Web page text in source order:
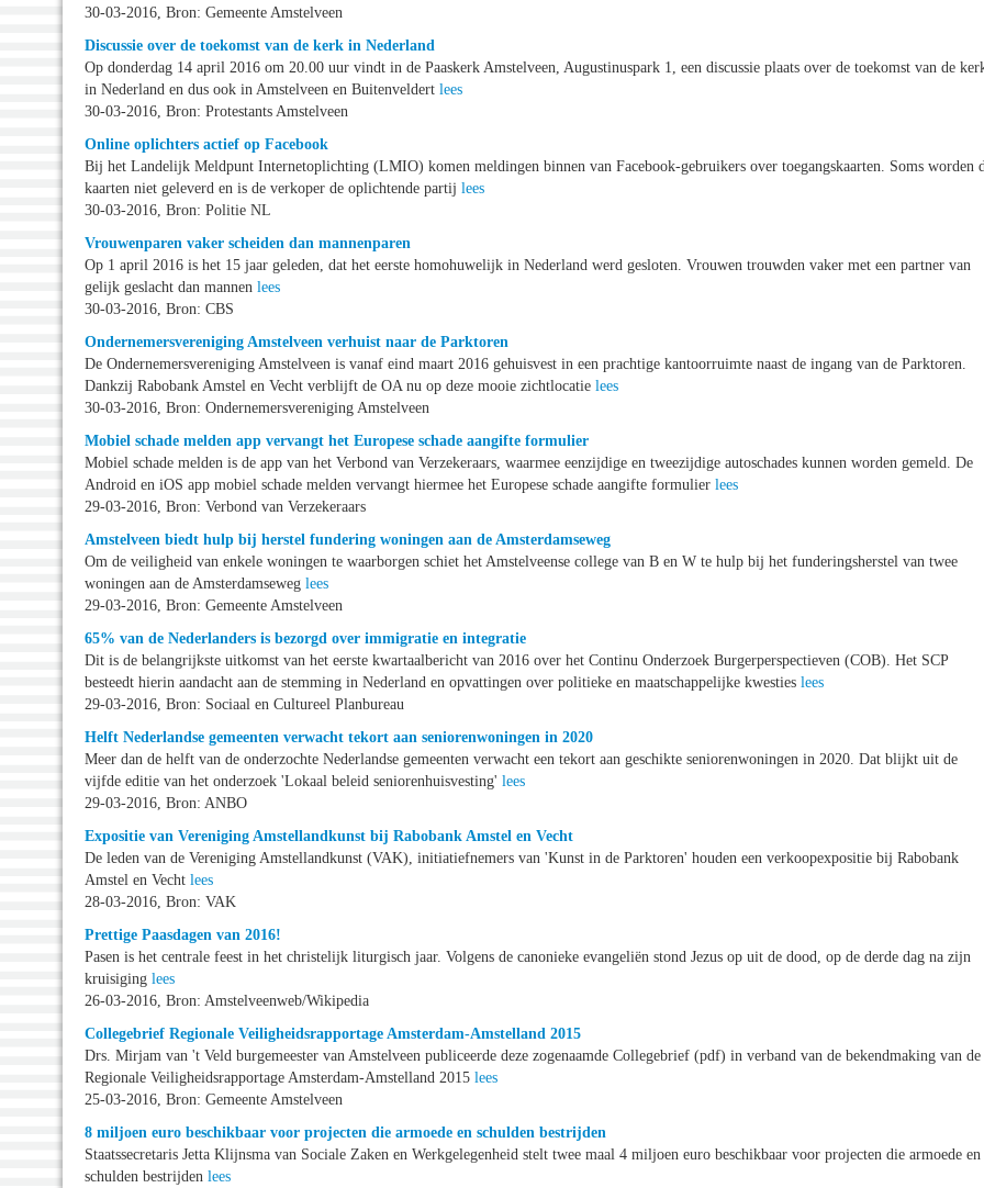
30-03-2016, Bron: Gemeente Amstelveen
Discussie over de toekomst van de kerk in Nederland
Op donderdag 14 april 2016 om 20.00 uur vindt in de Paaskerk Amstelveen, Augustinuspark 1, een discussie plaats over de toekomst van de
in Nederland en dus ook in Amstelveen en Buitenveldert lees
30-03-2016, Bron: Protestants Amstelveen
Online oplichters actief op Facebook
Bij het Landelijk Meldpunt Internetoplichting (LMIO) komen meldingen binnen van Facebook-gebruikers over toegangskaarten. Soms worden
kaarten niet geleverd en is de verkoper de oplichtende partij lees
30-03-2016, Bron: Politie NL
Vrouwenparen vaker scheiden dan mannenparen
Op 1 april 2016 is het 15 jaar geleden, dat het eerste homohuwelijk in Nederland werd gesloten. Vrouwen trouwden vaker met een partner van
gelijk geslacht dan mannen lees
30-03-2016, Bron: CBS
Ondernemersvereniging Amstelveen verhuist naar de Parktoren
De Ondernemersvereniging Amstelveen is vanaf eind maart 2016 gehuisvest in een prachtige kantoorruimte naast de ingang van de Parktoren.
Dankzij Rabobank Amstel en Vecht verblijft de OA nu op deze mooie zichtlocatie lees
30-03-2016, Bron: Ondernemersvereniging Amstelveen
Mobiel schade melden app vervangt het Europese schade aangifte formulier
Mobiel schade melden is de app van het Verbond van Verzekeraars, waarmee eenzijdige en tweezijdige autoschades kunnen worden gemeld. De
Android en iOS app mobiel schade melden vervangt hiermee het Europese schade aangifte formulier lees
29-03-2016, Bron: Verbond van Verzekeraars
Amstelveen biedt hulp bij herstel fundering woningen aan de Amsterdamseweg
Om de veiligheid van enkele woningen te waarborgen schiet het Amstelveense college van B en W te hulp bij het funderingsherstel van twee
woningen aan de Amsterdamseweg lees
29-03-2016, Bron: Gemeente Amstelveen
65% van de Nederlanders is bezorgd over immigratie en integratie
Dit is de belangrijkste uitkomst van het eerste kwartaalbericht van 2016 over het Continu Onderzoek Burgerperspectieven (COB). Het SCP
besteedt hierin aandacht aan de stemming in Nederland en opvattingen over politieke en maatschappelijke kwesties lees
29-03-2016, Bron: Sociaal en Cultureel Planbureau
Helft Nederlandse gemeenten verwacht tekort aan seniorenwoningen in 2020
Meer dan de helft van de onderzochte Nederlandse gemeenten verwacht een tekort aan geschikte seniorenwoningen in 2020. Dat blijkt uit de
vijfde editie van het onderzoek 'Lokaal beleid seniorenhuisvesting' lees
29-03-2016, Bron: ANBO
Expositie van Vereniging Amstellandkunst bij Rabobank Amstel en Vecht
De leden van de Vereniging Amstellandkunst (VAK), initiatiefnemers van 'Kunst in de Parktoren' houden een verkoopexpositie bij Rabobank
Amstel en Vecht lees
28-03-2016, Bron: VAK
Prettige Paasdagen van 2016!
Pasen is het centrale feest in het christelijk liturgisch jaar. Volgens de canonieke evangeliën stond Jezus op uit de dood, op de derde dag na zijn
kruisiging lees
26-03-2016, Bron: Amstelveenweb/Wikipedia
Collegebrief Regionale Veiligheidsrapportage Amsterdam-Amstelland 2015
Drs. Mirjam van 't Veld burgemeester van Amstelveen publiceerde deze zogenaamde Collegebrief (pdf) in verband van de bekendmaking van de
Regionale Veiligheidsrapportage Amsterdam-Amstelland 2015 lees
25-03-2016, Bron: Gemeente Amstelveen
8 miljoen euro beschikbaar voor projecten die armoede en schulden bestrijden
Staatssecretaris Jetta Klijnsma van Sociale Zaken en Werkgelegenheid stelt twee maal 4 miljoen euro beschikbaar voor projecten die armoede en
schulden bestrijden lees